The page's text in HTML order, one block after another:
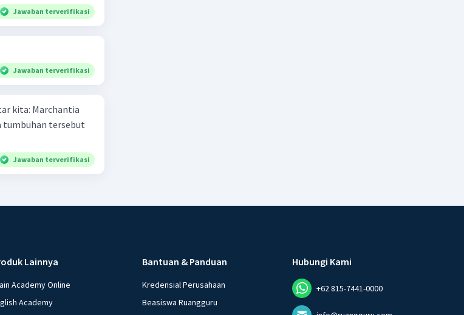
Jawaban terverifikasi
Jawaban terverifikasi
Jawaban terverifikasi
Lainnya
Academy Online
Academy
Bantuan & Panduan
Kredensial Perusahaan
Beasiswa Ruangguru
Hubungi Kami
+62 815-7441-0000